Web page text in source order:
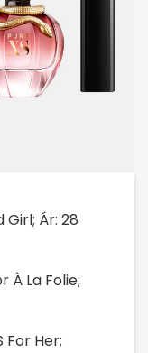
Ár: 28
À La Folie;
For Her;